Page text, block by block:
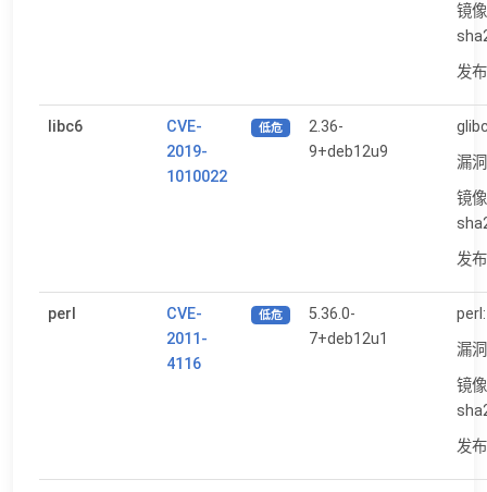
镜
发
libc6
CVE-
2019-
1010022
低危
2.36-
9+deb12u9
漏
镜
发
perl
CVE-
2011-
4116
低危
5.36.0-
7+deb12u1
漏
镜
发